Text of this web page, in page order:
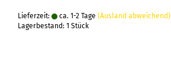
Lieferzeit: ca. 1-2 Tage (Ausland abweichend)
Lagerbestand: 1 Stück